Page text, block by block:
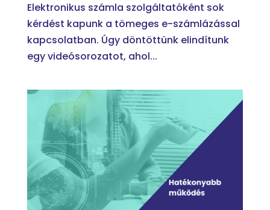
Elektronikus számla szolgáltatóként sok
kérdést kapunk a tömeges e-számlázással
kapcsolatban. Úgy döntöttünk elindítunk
egy videósorozatot, ahol...